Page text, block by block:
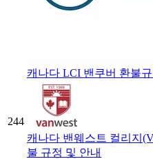
캐나다 LCI 밴쿠버 환불
244
캐나다 밴웨스트 컬리지
불 규정 및 안내